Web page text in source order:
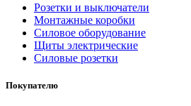
Розетки и выключатели
Монтажные коробки
Силовое оборудование
Щиты электрические
Силовые розетки
Покупателю